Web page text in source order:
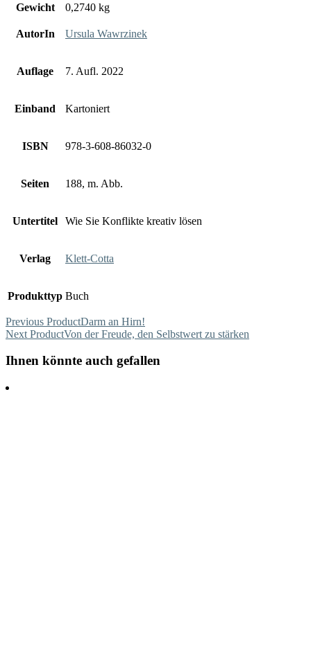
Gewicht 0,2740 kg
AutorIn Ursula Wawrzinek
Auflage 7. Aufl. 2022
Einband Kartoniert
ISBN 978-3-608-86032-0
Seiten 188, m. Abb.
Untertitel Wie Sie Konflikte kreativ lösen
Verlag Klett-Cotta
Produkttyp Buch
Previous ProductDarm an Hirn!
Next ProductVon der Freude, den Selbstwert zu stärken
Ihnen könnte auch gefallen